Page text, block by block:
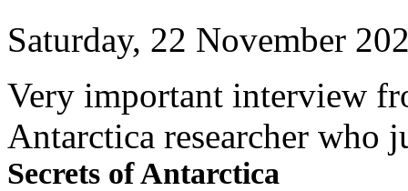
Saturday, 22 November
Very important interview
Antarctica researcher who
Secrets of Antarctica